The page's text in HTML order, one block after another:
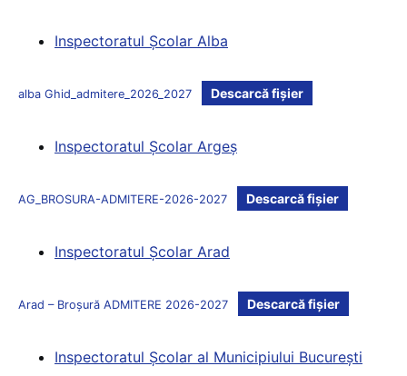
Inspectoratul Şcolar Alba
alba Ghid_admitere_2026_2027 Descarcă fișier
Inspectoratul Şcolar Argeş
AG_BROSURA-ADMITERE-2026-2027 Descarcă fișier
Inspectoratul Şcolar Arad
Arad – Broșură ADMITERE 2026-2027 Descarcă fișier
Inspectoratul Şcolar al Municipiului Bucureşti